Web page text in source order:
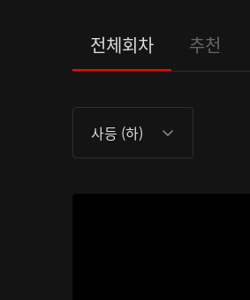
전체회차 추천
사등 (하)